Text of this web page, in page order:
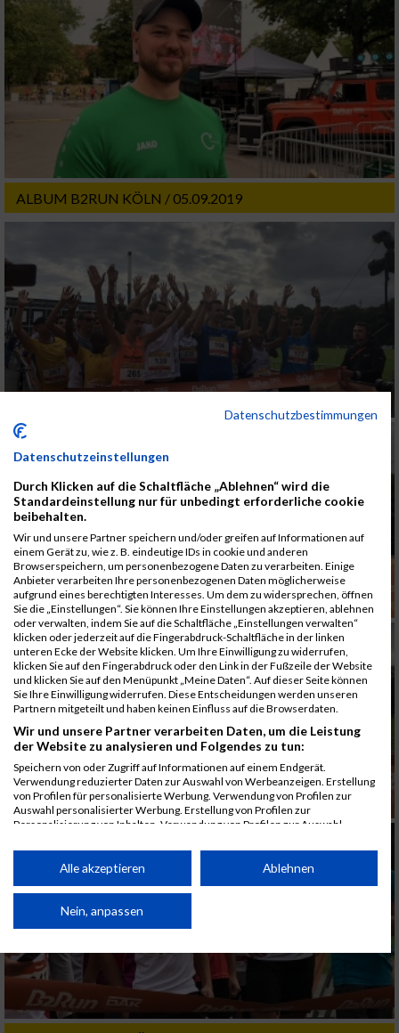
ALBUM B2RUN KÖLN / 05.09.2019
Datenschutzbestimmungen
Datenschutzeinstellungen
Durch Klicken auf die Schaltfläche „Ablehnen“ wird die
Standardeinstellung nur für unbedingt erforderliche cookie
beibehalten.
Wir und unsere Partner speichern und/oder greifen auf Informationen auf
einem Gerät zu, wie z. B. eindeutige IDs in cookie und anderen
Browserspeichern, um personenbezogene Daten zu verarbeiten. Einige
Anbieter verarbeiten Ihre personenbezogenen Daten möglicherweise
aufgrund eines berechtigten Interesses. Um dem zu widersprechen, öffnen
Sie die „Einstellungen“. Sie können Ihre Einstellungen akzeptieren, ablehnen
oder verwalten, indem Sie auf die Schaltfläche „Einstellungen verwalten“
klicken oder jederzeit auf die Fingerabdruck-Schaltfläche in der linken
unteren Ecke der Website klicken. Um Ihre Einwilligung zu widerrufen,
klicken Sie auf den Fingerabdruck oder den Link in der Fußzeile der Website
und klicken Sie auf den Menüpunkt „Meine Daten“. Auf dieser Seite können
Sie Ihre Einwilligung widerrufen. Diese Entscheidungen werden unseren
Partnern mitgeteilt und haben keinen Einfluss auf die Browserdaten.
Wir und unsere Partner verarbeiten Daten, um die Leistung
der Website zu analysieren und Folgendes zu tun:
Speichern von oder Zugriff auf Informationen auf einem Endgerät.
Verwendung reduzierter Daten zur Auswahl von Werbeanzeigen. Erstellung
von Profilen für personalisierte Werbung. Verwendung von Profilen zur
Auswahl personalisierter Werbung. Erstellung von Profilen zur
Personalisierung von Inhalten. Verwendung von Profilen zur Auswahl
Performance von Inhalten. Analyse von Zielgruppen durch Statistiken oder
Kombinationen von Daten aus verschiedenen Quellen. Entwicklung und
von Inhalten.
Daten können außerhalb der Europäischen Union weitergegeben und in die
Website/App.
Partnerliste anzeigen (1 IAB-Anbieter)
Wir nutzen Ihre Daten für folgende Zwecke:
Alle akzeptieren Ablehnen
Nein, anpassen